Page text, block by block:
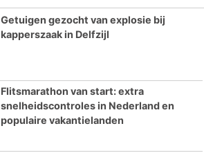
Getuigen gezocht van explosie bij
kapperszaak in Delfzijl
Flitsmarathon van start: extra
snelheidscontroles in Nederland en
populaire vakantielanden